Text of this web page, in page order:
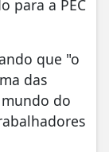
para a PEC
que "o
das
do